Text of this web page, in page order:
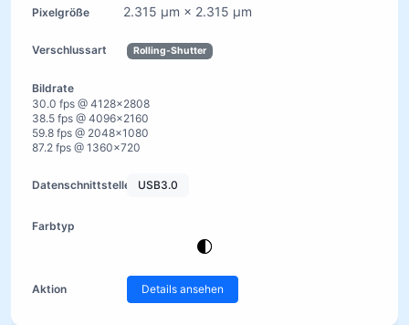
2.315 µm × 2.315 µm
Rolling-Shutter
30.0 fps @ 4128×2808
38.5 fps @ 4096×2160
59.8 fps @ 2048×1080
87.2 fps @ 1360×720
USB3.0
Details ansehen